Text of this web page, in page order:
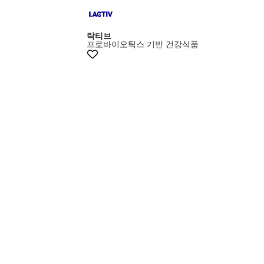
락티브
프로바이오틱스 기반 건강식품